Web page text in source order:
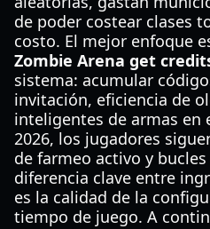
de poder costear clases
costo. El mejor enfoque
Zombie Arena get
sistema: acumular
invitación, eficiencia de
inteligentes de armas en
2026, los jugadores
de farmeo activo y
diferencia clave entre
es la calidad de la
tiempo de juego. A